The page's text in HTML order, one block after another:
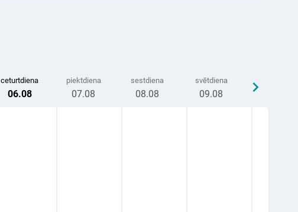
ceturtdiena
06.08
piektdiena
07.08
sestdiena
08.08
svētdiena
09.08